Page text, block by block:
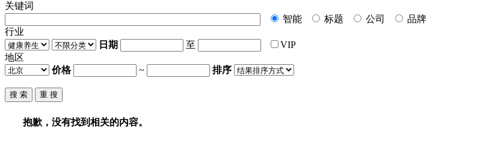
关键词
智能
标题 公司
品牌
行业
日期
至
VIP
地区
价格
~ 排序
抱歉，没有找到相关的内容。